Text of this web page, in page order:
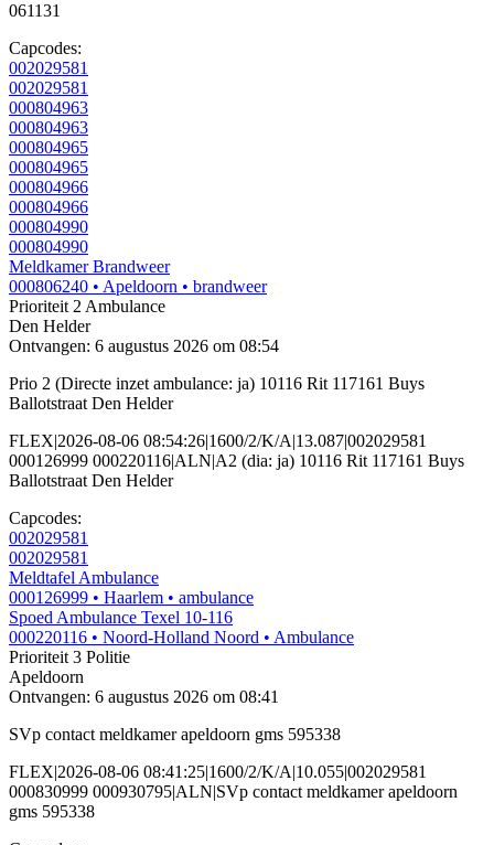
061131
Capcodes:
002029581
002029581
000804963
000804963
000804965
000804965
000804966
000804966
000804990
000804990
Meldkamer Brandweer
000806240 • Apeldoorn • brandweer
Prioriteit 2 Ambulance
Den Helder
Ontvangen: 6 augustus 2026 om 08:54
Prio 2 (Directe inzet ambulance: ja) 10116 Rit 117161 Buys
Ballotstraat Den Helder
FLEX|2026-08-06 08:54:26|1600/2/K/A|13.087|002029581
000126999 000220116|ALN|A2 (dia: ja) 10116 Rit 117161 Buys
Ballotstraat Den Helder
Capcodes:
002029581
002029581
Meldtafel Ambulance
000126999 • Haarlem • ambulance
Spoed Ambulance Texel 10-116
000220116 • Noord-Holland Noord • Ambulance
Prioriteit 3 Politie
Apeldoorn
Ontvangen: 6 augustus 2026 om 08:41
SVp contact meldkamer apeldoorn gms 595338
FLEX|2026-08-06 08:41:25|1600/2/K/A|10.055|002029581
000830999 000930795|ALN|SVp contact meldkamer apeldoorn
gms 595338